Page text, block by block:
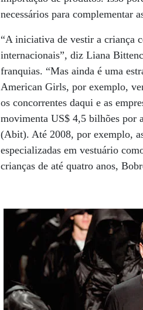
necessários para complementar
“A iniciativa de vestir a criança
internacionais”, diz Liana
franquias. “Mas ainda é uma
American Girls, por exemplo,
os concorrentes daqui e as
movimenta US$ 4,5 bilhões por
(Abit). Até 2008, por exemplo,
especializadas em vestuário
crianças de até quatro anos,